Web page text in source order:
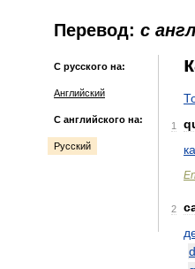
Перевод: с
С русского на:
Английский
С английского на:
Русский
1
2